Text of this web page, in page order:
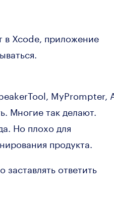
в Xcode, приложение
MyPrompter,
Многие так делают.
Но плохо для
продукта.
ответить